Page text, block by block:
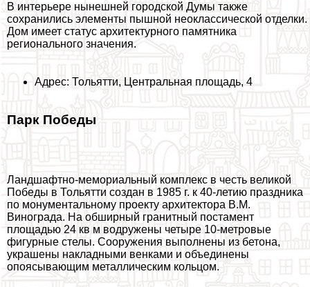
В интерьере нынешней городской Думы также
сохранились элементы пышной неоклассической отделки.
Дом имеет статус архитектурного памятника
регионального значения.
Адрес: Тольятти, Центральная площадь, 4
Парк Победы
Ландшафтно-мемориальный комплекс в честь великой
Победы в Тольятти создан в 1985 г. к 40-летию праздника
по монументальному проекту архитектора В.М.
Винограда. На обширный гранитный постамент
площадью 24 кв м водружены четыре 10-метровые
фигурные стелы. Сооружения выполнены из бетона,
украшены накладными венками и объединены
опоясывающим металлическим кольцом.